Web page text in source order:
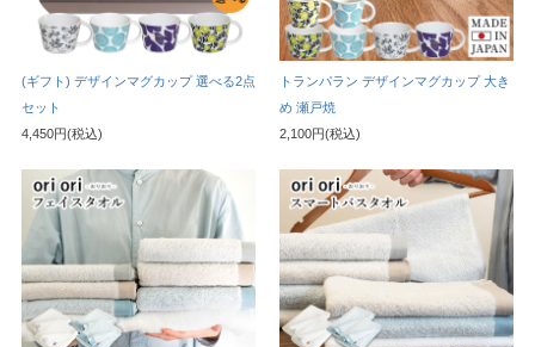
(ギフト) デザインマグカップ 選べる2点
セット
4,450円(税込)
トランパラン デザインマグカップ 大き
め 瀬戸焼
2,100円(税込)